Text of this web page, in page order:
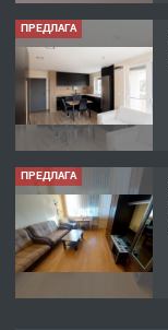
ПРЕДЛАГА
ПРЕДЛАГА